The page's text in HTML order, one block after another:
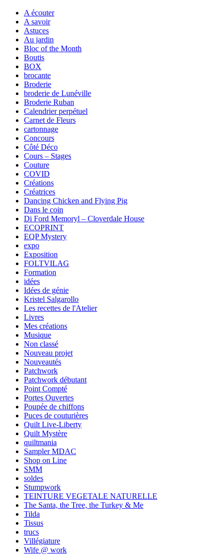
A écouter
A savoir
Astuces
Au jardin
Bloc of the Month
Boutis
BOX
brocante
Broderie
broderie de Lunéville
Broderie Ruban
Calendrier perpétuel
Carnet de Fleurs
cartonnage
Concours
Côté Déco
Cours – Stages
Couture
COVID
Créations
Créatrices
Dancing Chicken and Flying Pig
Dans le coin
Di Ford Memoryl – Cloverdale House
ECOPRINT
EQP Mystery
expo
Exposition
FOLTVILAG
Formation
idées
Idées de génie
Kristel Salgarollo
Les recettes de l'Atelier
Livres
Mes créations
Musique
Non classé
Nouveau projet
Nouveautés
Patchwork
Patchwork débutant
Point Compté
Portes Ouvertes
Poupée de chiffons
Puces de couturières
Quilt Live-Liberty
Quilt Mystère
quiltmania
Sampler MDAC
Shop on Line
SMM
soldes
Stumpwork
TEINTURE VEGETALE NATURELLE
The Santa, the Tree, the Turkey & Me
Tilda
Tissus
trucs
Villégiature
Wife @ work